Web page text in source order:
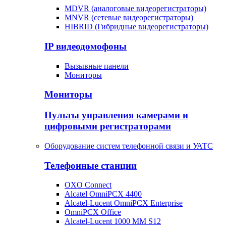
MDVR (аналоговые видеорегистраторы)
MNVR (сетевые видеорегистраторы)
HIBRID (Гибридные видеорегистраторы)
IP видеодомофоны
Вызывные панели
Мониторы
Мониторы
Пульты управления камерами и
цифровыми регистраторами
Оборудование систем телефонной связи и УАТС
Телефонные станции
OXO Connect
Alcatel OmniPCX 4400
Alcatel-Lucent OmniPCX Enterprise
OmniPCX Office
Alcatel-Lucent 1000 MM S12